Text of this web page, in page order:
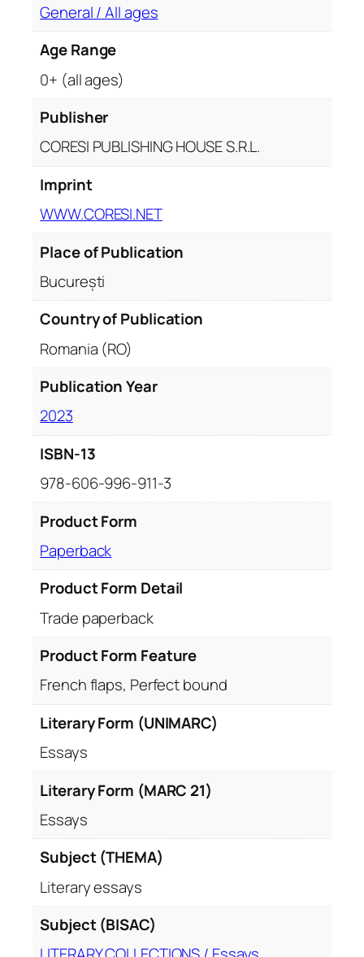
f
ă
General / All ages
Age Range
0+ (all ages)
Publisher
CORESI PUBLISHING HOUSE S.R.L.
Imprint
WWW.CORESI.NET
Place of Publication
București
Country of Publication
Romania (RO)
Publication Year
2023
ISBN-13
978-606-996-911-3
Product Form
Paperback
Product Form Detail
Trade paperback
Product Form Feature
French flaps, Perfect bound
Literary Form (UNIMARC)
Essays
Literary Form (MARC 21)
Essays
Subject (THEMA)
Literary essays
Subject (BISAC)